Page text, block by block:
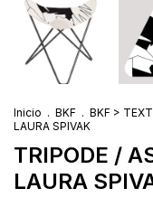
Inicio . BKF . BKF >
LAURA SPIVAK
TRIPODE /
LAURA